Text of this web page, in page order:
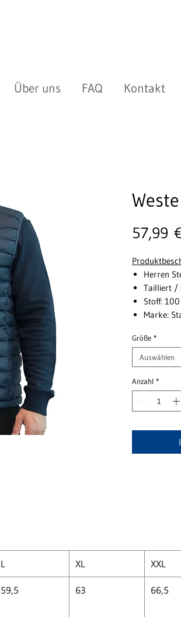
Über uns FAQ Kontakt
57,99
Herren
Tailliert /
Stoff:
Marke:
Größe *
Auswählen
Anzahl *
L XL XXL
59,5 63 66,5